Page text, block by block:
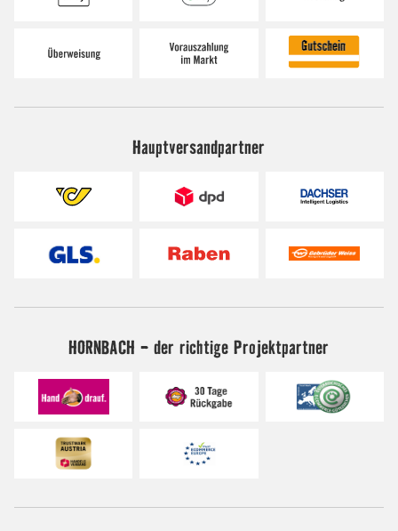
Hauptversandpartner
HORNBACH - der richtige Projektpartner